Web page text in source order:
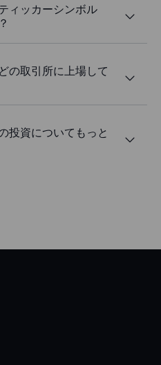
ィッカーシンボル
の取引所に上場して
投資についてもっと